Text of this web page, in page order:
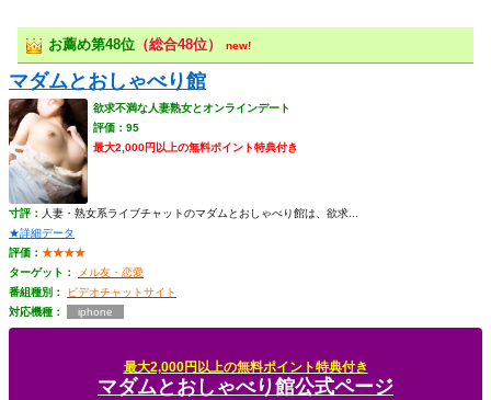
お薦め第48位 （総合48位） new!
マダムとおしゃべり館
欲求不満な人妻熟女とオンラインデート
評価：95
最大2,000円以上の無料ポイント特典付き
寸評： 人妻・熟女系ライブチャットのマダムとおしゃべり館は、欲求...
★詳細データ
評価： ★★★★
ターゲット：
メル友・恋愛
番組種別：
ビデオチャットサイト
対応機種：
iphone
最大2,000円以上の無料ポイント特典付き
マダムとおしゃべり館公式ページ